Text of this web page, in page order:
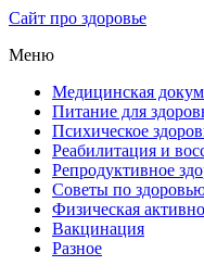
Сайт про здоровье
Меню
Медицинская
Питание для
Психическое
Реабилитация и
Репродуктивное
Советы по
Физическая
Вакцинация
Разное